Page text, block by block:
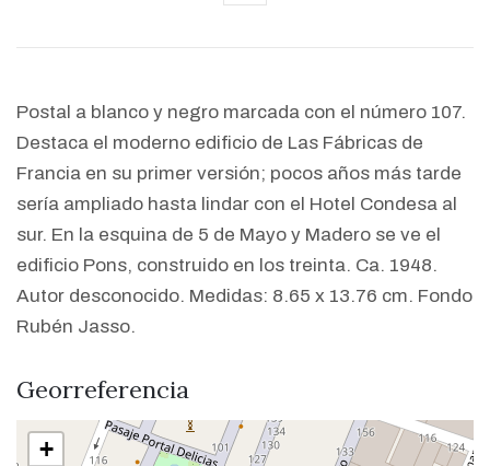
Postal a blanco y negro marcada con el número 107.
Destaca el moderno edificio de Las Fábricas de
Francia en su primer versión; pocos años más tarde
sería ampliado hasta lindar con el Hotel Condesa al
sur. En la esquina de 5 de Mayo y Madero se ve el
edificio Pons, construido en los treinta. Ca. 1948.
Autor desconocido. Medidas: 8.65 x 13.76 cm. Fondo
Rubén Jasso.
Georreferencia
+